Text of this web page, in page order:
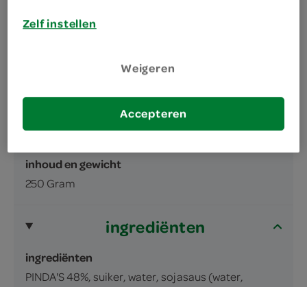
Geconcentreerde satésaus
inhoud en gewicht
250 Gram
ingrediënten
ingrediënten
PINDA'S 48%, suiker, water, sojasaus (water,
Zelf instellen
Weigeren
Accepteren